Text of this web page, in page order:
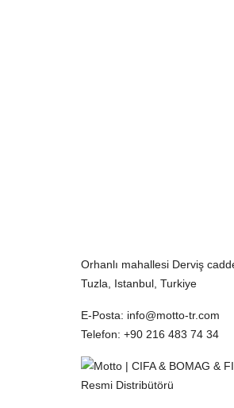
Orhanlı mahallesi Derviş
Tuzla, Istanbul, Turkiye
E-Posta: info@motto-tr.com
Telefon: +90 216 483 74 34